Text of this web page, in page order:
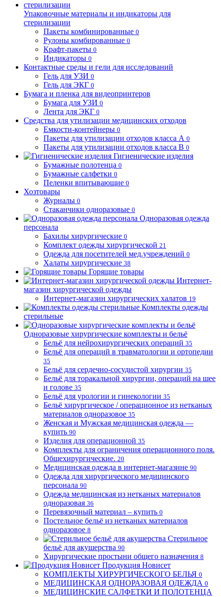
Упаковочные материалы и индикаторы для
стерилизации
Пакеты комбинированные 0
Рулоны комбированные 0
Крафт-пакеты 0
Индикаторы 0
Контактные среды и гели для исследований
Гель для УЗИ 0
Гель для ЭКГ 0
Бумага и пленка для видеопринтеров
Бумага для УЗИ 0
Лента для ЭКГ 0
Средства для утилизации медицинских отходов
Емкости-контейнеры 0
Пакеты для утилизации отходов класса А 0
Пакеты для утилизации отходов класса В 0
Гигиенические изделия
Бумажные полотенца 0
Бумажные салфетки 0
Пеленки впитывающие 0
Хозтовары
Журналы 0
Стаканчики одноразовые 0
Одноразовая одежда
персонала
Бахилы хирургические 0
Комплект одежды хирургической 21
Одежда для посетителей мед.учреждений 0
Халаты хирургические 38
Горящие товары
Интернет-
магазин хирургической одежды
Интернет-магазин хирургических халатов 19
Комплекты одежды
стерильные
Одноразовые хирургические комплекты и бельё
Бельё для нейрохирургических операций 35
Бельё для операций в травматологии и ортопедии
35
Бельё для сердечно-сосудистой хирургии 35
Бельё для торакальной хирургии, операций на шее
и голове 35
Бельё для урологии и гинекологии 35
Бельё хирургическое / операционное из нетканых
материалов одноразовое 35
Женская и Мужская медицинская одежда —
купить 90
Изделия для операционной 35
Комплекты для ограничения операционного поля.
Общехирургические. 20
Медицинская одежда в интернет-магазине 90
Одежда для хирургического медицинского
персонала 90
Одежда медицинская из нетканых материалов
одноразовая 36
Перевязочный материал – купить 0
Постельное бельё из нетканых материалов
одноразовое 8
Стерильное
бельё для акушерства 90
Хирургические простыни общего назначения 8
Продукция Новисет
КОМПЛЕКТЫ ХИРУРГИЧЕСКОГО БЕЛЬЯ 0
МЕДИЦИНСКАЯ ОДНОРАЗОВАЯ ОДЕЖДА 0
МЕДИЦИНСКИЕ САЛФЕТКИ И ПОЛОТЕНЦА